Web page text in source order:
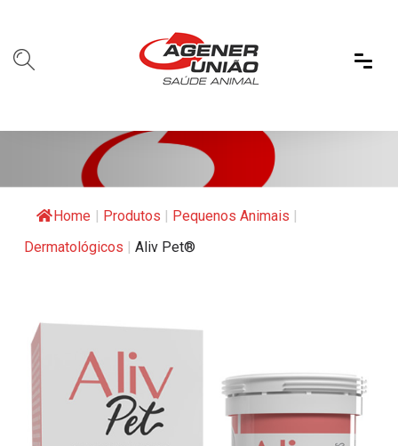
Home | Produtos | Pequenos Animais |
Dermatológicos | Aliv Pet®